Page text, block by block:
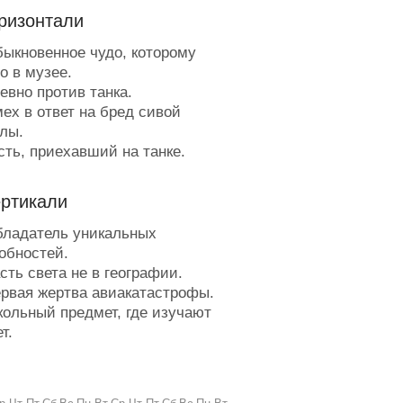
чудо, которому
в музее.
против танка.
в ответ на бред сивой
приехавший на танке.
государственной
чашка.
Старого Света и тонкого
собака.
ход плеймейкера.
уникальных
света не в географии.
жертва авиакатастрофы.
предмет, где изучают